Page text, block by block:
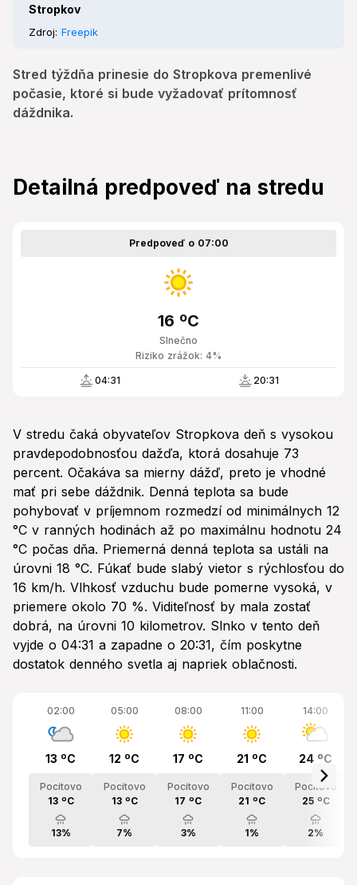
Stropkov
Zdroj: Freepik
Stred týždňa prinesie do Stropkova premenlivé
počasie, ktoré si bude vyžadovať prítomnosť
dáždnika.
Detailná predpoveď na stredu
Predpoveď o 07:00
Slnečno
16 ºC
Riziko zrážok: 4%
04:31 20:31
V stredu čaká obyvateľov Stropkova deň s vysokou
pravdepodobnosťou dažďa, ktorá dosahuje 73
percent. Očakáva sa mierny dážď, preto je vhodné
mať pri sebe dáždnik. Denná teplota sa bude
pohybovať v príjemnom rozmedzí od minimálnych 12
°C v ranných hodinách až po maximálnu hodnotu 24
°C počas dňa. Priemerná denná teplota sa ustáli na
úrovni 18 °C. Fúkať bude slabý vietor s rýchlosťou do
16 km/h. Vlhkosť vzduchu bude pomerne vysoká, v
priemere okolo 70 %. Viditeľnosť by mala zostať
dobrá, na úrovni 10 kilometrov. Slnko v tento deň
vyjde o 04:31 a zapadne o 20:31, čím poskytne
dostatok denného svetla aj napriek oblačnosti.
02:00
13 ºC
Pocitovo
13 ºC
13%
05:00
12 ºC
Pocitovo
13 ºC
7%
08:00
17 ºC
Pocitovo
17 ºC
3%
11:00
21 ºC
Pocitovo
21 ºC
1%
14:00
24 ºC
Pocitovo
25 ºC
2%